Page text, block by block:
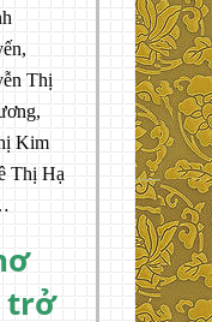
Thị
Kim
Thị Hạ
trở